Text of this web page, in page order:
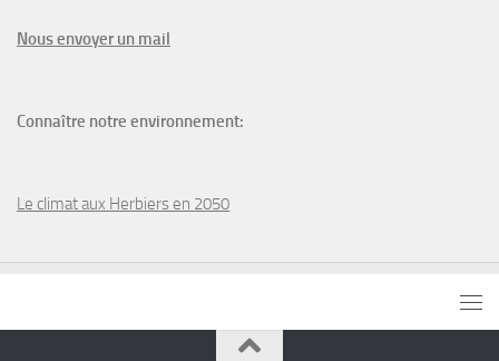
Nous envoyer un mail
Connaître notre environnement:
Le climat aux Herbiers en 2050